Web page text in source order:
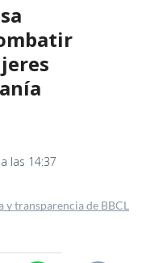
las 14:37
y transparencia de BBCL